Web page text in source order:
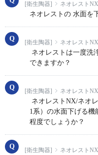
[衛生陶器] ネオレスト
ネオレストの 水面を
[衛生陶器] ネオレスト
ネオレストは一度洗
できますか？
[衛生陶器] ネオレスト
ネオレストNX/ネオ
1系）の水面下げる
程度でしょうか？
[衛生陶器] ネオレスト